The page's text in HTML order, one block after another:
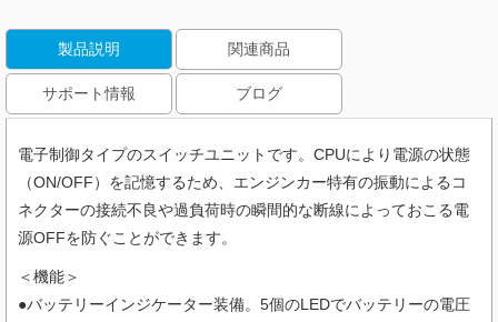
製品説明 関連商品
サポート情報 ブログ
電子制御タイプのスイッチユニットです。CPUにより電源の状態
（ON/OFF）を記憶するため、エンジンカー特有の振動によるコ
ネクターの接続不良や過負荷時の瞬間的な断線によっておこる電
源OFFを防ぐことができます。
＜機能＞
●バッテリーインジケーター装備。5個のLEDでバッテリーの電圧